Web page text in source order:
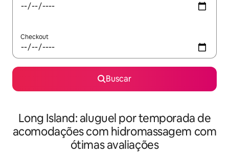
Checkout
Buscar
Long Island: aluguel por temporada de
acomodações com hidromassagem com
ótimas avaliações